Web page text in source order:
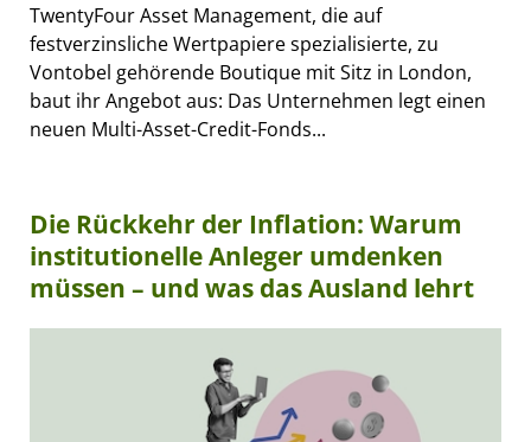
TwentyFour Asset Management, die auf
festverzinsliche Wertpapiere spezialisierte, zu
Vontobel gehörende Boutique mit Sitz in London,
baut ihr Angebot aus: Das Unternehmen legt einen
neuen Multi-Asset-Credit-Fonds...
Die Rückkehr der Inflation: Warum
institutionelle Anleger umdenken
müssen – und was das Ausland lehrt